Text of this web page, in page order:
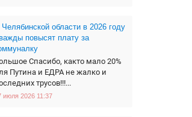
Челябинской области в 2026 году
повысят плату за
Спасибо, както мало 20%
Путина и ЕДРА не жалко и
трусов!!!...
июля 2026 11:37